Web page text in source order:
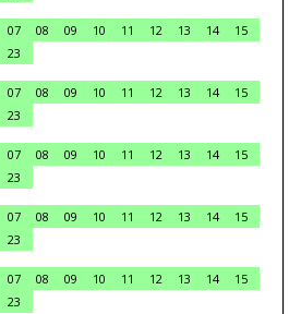
07 08 09 10 11 12 13 14
15
23
07 08 09 10 11 12 13 14
15
23
07 08 09 10 11 12 13 14
15
23
07 08 09 10 11 12 13 14
15
23
07 08 09 10 11 12 13 14
15
23